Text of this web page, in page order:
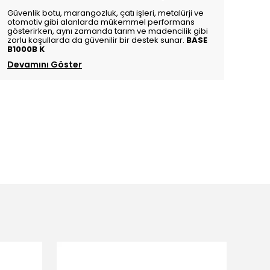
Güvenlik botu, marangozluk, çatı işleri, metalürji ve
otomotiv gibi alanlarda mükemmel performans
gösterirken, aynı zamanda tarım ve madencilik gibi
zorlu koşullarda da güvenilir bir destek sunar. BASE
B1000B K
Devamını Göster